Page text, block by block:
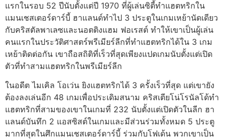
แรกในรอบ 52 ปีนับตั้งแต่ปี 1970 ที่ผู้เล่นซิตี้ทำแฮตทริกใน
แมนเชสเตอร์ดาร์บี้ ฮาแลนด์ทำไป 3 ประตูในเกมเหย้านัดเดียว
กับคริสตัลพาเลซและนอตติงแฮม ฟอเรสต์ ทำให้เขาเป็นผู้เล่น
คนแรกในประวัติศาสตร์พรีเมียร์ลีกที่ทำแฮตทริกได้ใน 3 เกม
เหย้าติดต่อกัน เขาถือสถิติที่เร็วที่สุดเพียงแปดเกมนับตั้งแต่เปิด
ตัวที่ทำสามแฮตทริกในพรีเมียร์ลีก
ในอดีต ไมเคิล โอเว่น ยิงแฮตทริกได้ 3 ครั้งเร็วที่สุด แต่เขายัง
ต้องลงเล่นอีก 48 เกมเพื่อประเดิมสนาม คริสเตียโน่โรนัลโด้ทำ
แฮตทริกที่สามของเขาในเกมที่ 232 นับตั้งแต่เปิดตัวในลีก ฮา
แลนด์บันทึก 2 แอสซิสต์ในเกมและมีส่วนร่วมทั้งหมด 5 ประตู
มากที่สุดในศึกแมนเชสเตอร์ดาร์บี้ ร่วมกับโฟเด้น พวกเขาเป็น